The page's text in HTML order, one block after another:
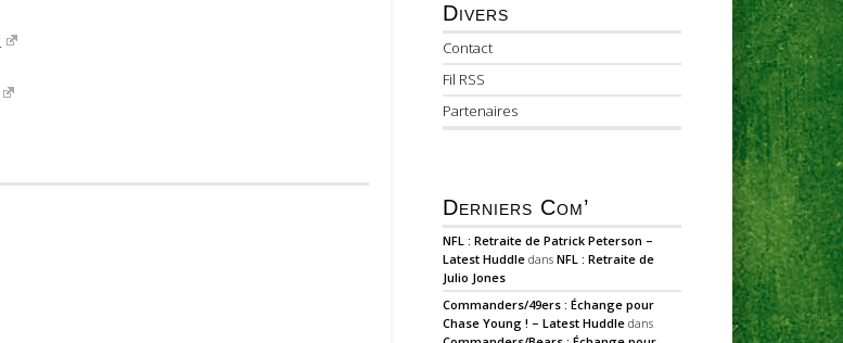
Divers
Contact
Fil RSS
Partenaires
Derniers Com’
NFL : Retraite de Patrick Peterson –
Latest Huddle dansNFL : Retraite de
Julio Jones
Commanders/49ers : Échange pour
Chase Young ! – Latest Huddle dans